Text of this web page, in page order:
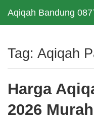
Aqiqah Bandung
Tag: Aqiqah
Harga
2026